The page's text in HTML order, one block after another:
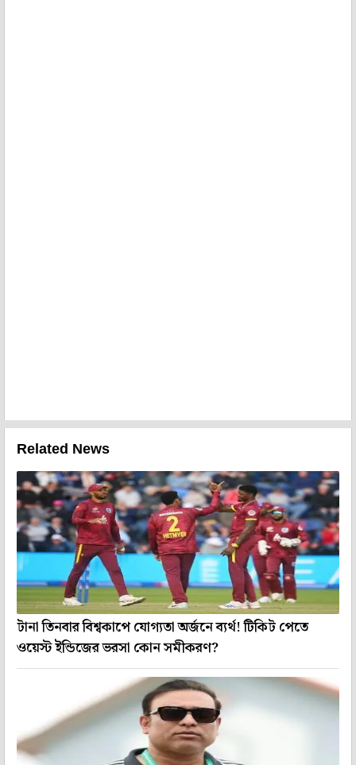
Related News
টানা তিনবার বিশ্বকাপে যোগ্যতা অর্জনে ব্যর্থ! টিকিট পেতে
ওয়েস্ট ইন্ডিজের ভরসা কোন সমীকরণ?